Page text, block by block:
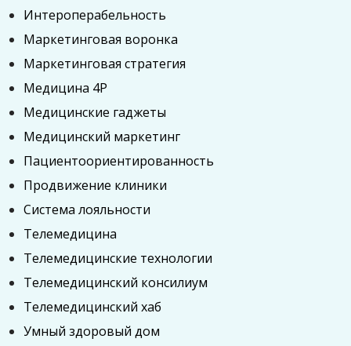
Интероперабельность
Маркетинговая воронка
Маркетинговая стратегия
Медицина 4P
Медицинские гаджеты
Медицинский маркетинг
Пациентоориентированность
Продвижение клиники
Система лояльности
Телемедицина
Телемедицинские технологии
Телемедицинский консилиум
Телемедицинский хаб
Умный здоровый дом